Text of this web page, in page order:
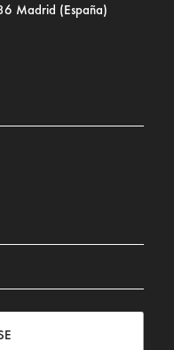
Madrid (España)